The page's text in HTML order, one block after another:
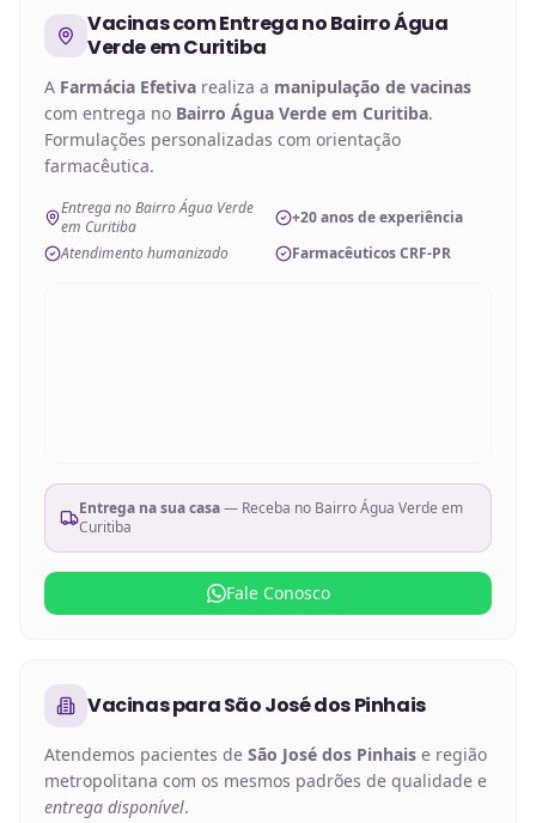
Vacinascom Entrega noBairro Água
Verde em Curitiba
A Farmácia Efetiva realiza a manipulação de vacinas
com entrega no Bairro Água Verde em Curitiba.
Formulações personalizadas com orientação
farmacêutica.
Entrega no Bairro Água Verde
em Curitiba
+20 anos de experiência
Atendimento humanizado
Farmacêuticos CRF-PR
Entrega na sua casa— Receba no Bairro Água Verde em
Curitiba
Fale Conosco
VacinasparaSão José dos Pinhais
Atendemos pacientes de São José dos Pinhais e região
metropolitana com os mesmos padrões de qualidade e
entrega disponível.